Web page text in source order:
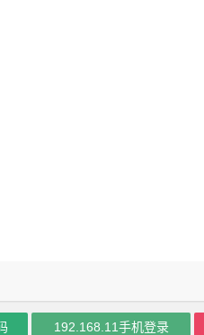
192.168.11手机登录